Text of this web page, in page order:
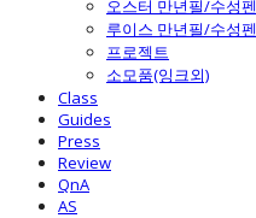
오스터 만년필/수성펜
루이스 만년필/수성펜
프로젝트
소모품(잉크외)
Class
Guides
Press
Review
QnA
AS